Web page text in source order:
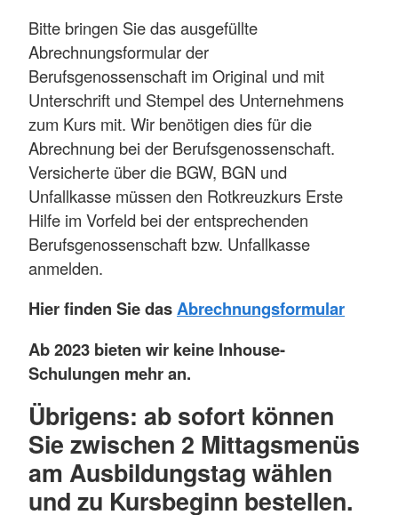
Bitte bringen Sie das ausgefüllte
Abrechnungsformular der
Berufsgenossenschaft im Original und mit
Unterschrift und Stempel des Unternehmens
zum Kurs mit. Wir benötigen dies für die
Abrechnung bei der Berufsgenossenschaft.
Versicherte über die BGW, BGN und
Unfallkasse müssen den Rotkreuzkurs Erste
Hilfe im Vorfeld bei der entsprechenden
Berufsgenossenschaft bzw. Unfallkasse
anmelden.
Hier finden Sie dasAbrechnungsformular
Ab 2023 bieten wir keine Inhouse-
Schulungen mehr an.
Übrigens: ab sofort können
Sie zwischen 2 Mittagsmenüs
am Ausbildungstag wählen
und zu Kursbeginn bestellen.